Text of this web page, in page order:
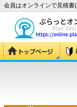
会員はオンラインで見積書(